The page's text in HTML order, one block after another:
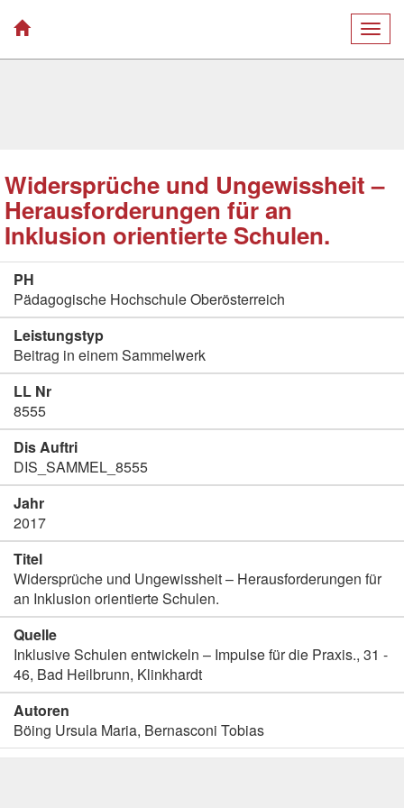
Widersprüche und Ungewissheit –
Herausforderungen für an
Inklusion orientierte Schulen.
PH
Pädagogische Hochschule Oberösterreich
Leistungstyp
Beitrag in einem Sammelwerk
LL Nr
8555
Dis Auftri
DIS_SAMMEL_8555
Jahr
2017
Titel
Widersprüche und Ungewissheit – Herausforderungen für
an Inklusion orientierte Schulen.
Quelle
Inklusive Schulen entwickeln – Impulse für die Praxis., 31 -
46, Bad Heilbrunn, Klinkhardt
Autoren
Böing Ursula Maria, Bernasconi Tobias